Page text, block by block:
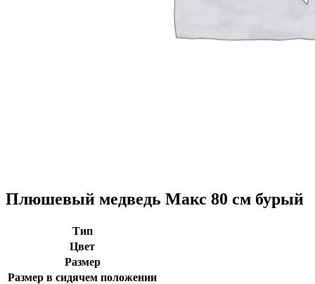
Плюшевый медведь Макс 80 см бурый
Тип
Цвет
Размер
Размер в сидячем положении